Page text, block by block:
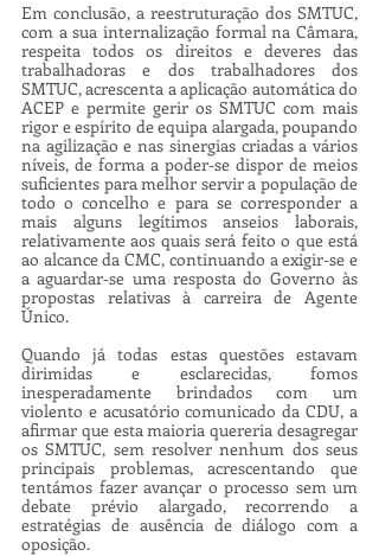
Em conclusão, a reestruturação dos SMTUC,
com a sua internalização formal na Câmara,
respeita todos os direitos e deveres das
trabalhadoras e dos trabalhadores dos
SMTUC, acrescenta a aplicação automática do
ACEP e permite gerir os SMTUC com mais
rigor e espírito de equipa alargada, poupando
na agilização e nas sinergias criadas a vários
níveis, de forma a poder-se dispor de meios
suficientes para melhor servir a população de
todo o concelho e para se corresponder a
mais alguns legítimos anseios laborais,
relativamente aos quais será feito o que está
ao alcance da CMC, continuando a exigir-se e
a aguardar-se uma resposta do Governo às
propostas relativas à carreira de Agente
Único.
Quando já todas estas questões estavam
dirimidas e esclarecidas, fomos
inesperadamente brindados com um
violento e acusatório comunicado da CDU, a
afirmar que esta maioria quereria desagregar
os SMTUC, sem resolver nenhum dos seus
principais problemas, acrescentando que
tentámos fazer avançar o processo sem um
debate prévio alargado, recorrendo a
estratégias de ausência de diálogo com a
oposição.